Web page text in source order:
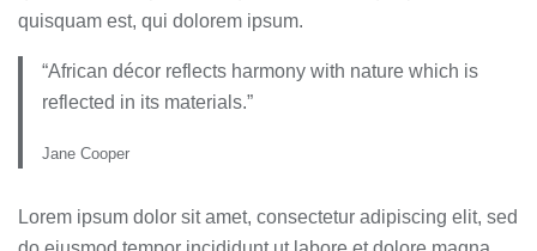
quisquam est, qui dolorem ipsum.
“African décor reflects harmony with nature which is
reflected in its materials.”
Jane Cooper
Lorem ipsum dolor sit amet, consectetur adipiscing elit, sed